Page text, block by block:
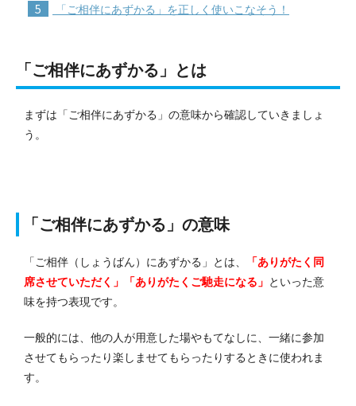
5 「ご相伴にあずかる」を正しく使いこなそう！
「ご相伴にあずかる」とは
まずは「ご相伴にあずかる」の意味から確認していきましょ
う。
「ご相伴にあずかる」の意味
「ご相伴（しょうばん）にあずかる」とは、
「ありがたく同
席させていただく」「ありがたくご馳走になる」 といった意
味を持つ表現です。
一般的には、他の人が用意した場やもてなしに、一緒に参加
させてもらったり楽しませてもらったりするときに使われま
す。